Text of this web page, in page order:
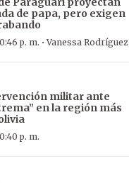
de papa, pero exigen
p. m. ·Vanessa Rodríguez
militar ante
en la región más
p. m.